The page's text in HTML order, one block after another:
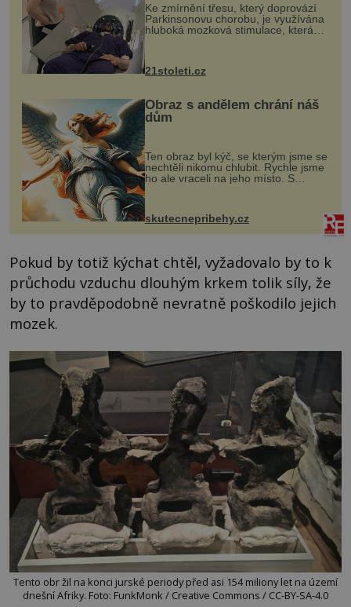
Ke zmírnění třesu, který doprovází
Parkinsonovu chorobu, je využívána
hluboká mozková stimulace, která
však vyžaduje vysoce invazivní
k dostatečně přesnému zacílení ...
21stoleti.cz
Obraz s andělem chrání náš
dům
Ten obraz byl kýč, se kterým jsme se
nechtěli nikomu chlubit. Rychle jsme
ho ale vraceli na jeho místo. S
manželem Vaškem jsme si pořídili
chaloupku, takový domek na severu
Čech, kde jsme si naplánova...
skutecnepribehy.cz
Pokud by totiž kýchat chtěl, vyžadovalo by to k
průchodu vzduchu dlouhým krkem tolik síly, že
by to pravděpodobně nevratně poškodilo jejich
mozek.
Tento obr žil na konci jurské periody před asi 154 miliony let na území
dnešní Afriky. Foto: FunkMonk / Creative Commons / CC-BY-SA-4.0